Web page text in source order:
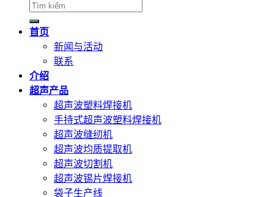
搜
索：
首页
新闻与活动
联系
介绍
超声产品
超声波塑料焊接机
手持式超声波塑料焊接机
超声波缝纫机
超声波均质提取机
超声波切割机
超声波锡片焊接机
袋子生产线